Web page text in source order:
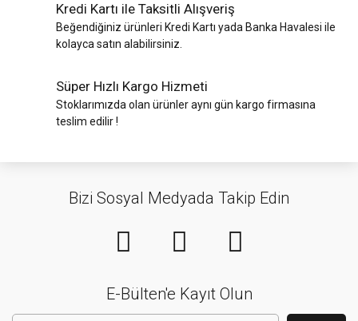
Kredi Kartı ile Taksitli Alışveriş
Beğendiğiniz ürünleri Kredi Kartı yada Banka Havalesi ile
kolayca satın alabilirsiniz.
Süper Hızlı Kargo Hizmeti
Stoklarımızda olan ürünler aynı gün kargo firmasına
teslim edilir !
Bizi Sosyal Medyada Takip Edin
E-Bülten'e Kayıt Olun